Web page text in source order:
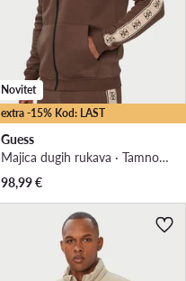
extra -15% Kod: LAST
Novitet
Guess
Majica dugih rukava · Tamno smeđa
98,99€